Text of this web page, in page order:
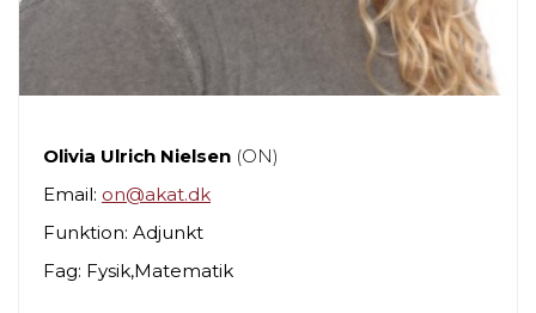
Olivia Ulrich Nielsen (ON)
Email: on@akat.dk
Funktion: Adjunkt
Fag: Fysik,Matematik